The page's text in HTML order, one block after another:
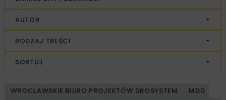
AUTOR
RODZAJ TREŚCI
SORTUJ
WROCŁAWSKIE BIURO PROJEKTÓW DROSYSTEM
.MDD